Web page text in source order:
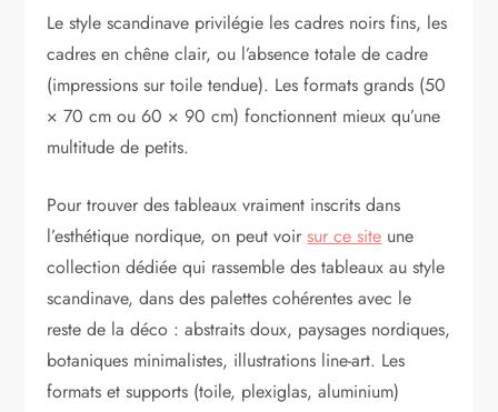
Le style scandinave privilégie les cadres noirs fins, les
cadres en chêne clair, ou l’absence totale de cadre
(impressions sur toile tendue). Les formats grands (50
× 70 cm ou 60 × 90 cm) fonctionnent mieux qu’une
multitude de petits.
Pour trouver des tableaux vraiment inscrits dans
l’esthétique nordique, on peut voirsur ce site une
collection dédiée qui rassemble des tableaux au style
scandinave, dans des palettes cohérentes avec le
reste de la déco : abstraits doux, paysages nordiques,
botaniques minimalistes, illustrations line-art. Les
formats et supports (toile, plexiglas, aluminium)